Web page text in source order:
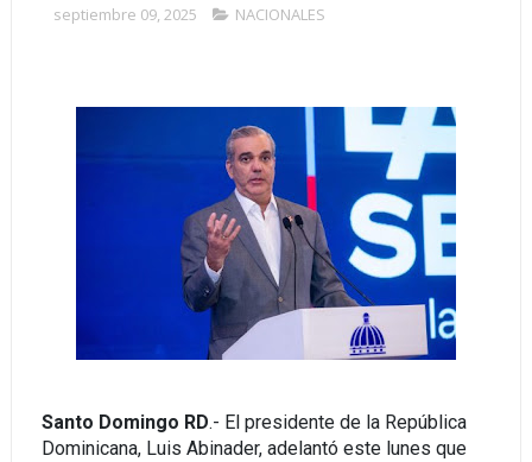
septiembre 09, 2025 NACIONALES
Santo Domingo RD.- El presidente de la República
Dominicana, Luis Abinader, adelantó este lunes que